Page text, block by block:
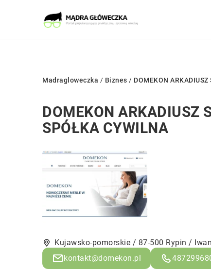
Madragloweczka / Biznes / DOMEKON
DOMEKON ARKADIUSZ
SPÓŁKA CYWILNA
Kujawsko-pomorskie / 87-500 Rypin /
kontakt@domekon.pl